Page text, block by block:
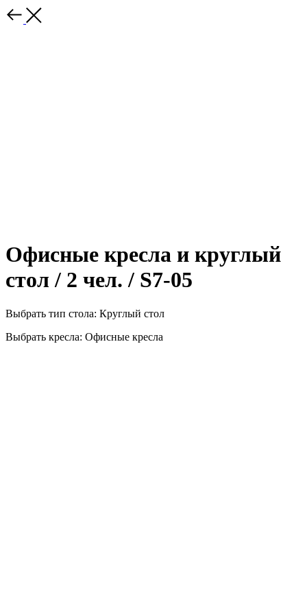
Офисные кресла и круглый
стол / 2 чел. / S7-05
Выбрать тип стола: Круглый стол
Выбрать кресла: Офисные кресла